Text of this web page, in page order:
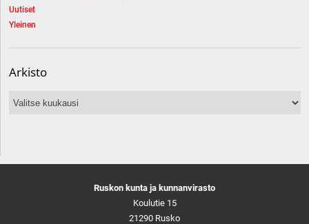
Uutiset
Yleinen
Arkisto
Arkisto
Ruskon kunta ja kunnanvirasto
Koulutie 15
21290 Rusko